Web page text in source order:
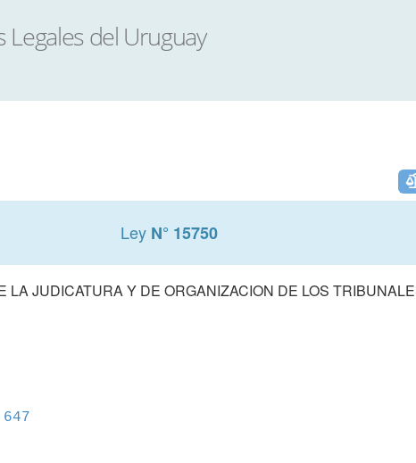
Ley N° 15750
LA JUDICATURA Y DE ORGANIZACION DE LOS
647